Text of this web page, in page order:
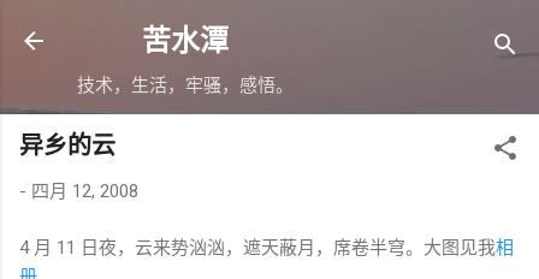
跳至主要内容
苦水潭
技术，生活，牢骚，感悟。
异乡的云
- 四月 12, 2008
4 月 11 日夜，云来势汹汹，遮天蔽月，席卷半穹。大图见我相